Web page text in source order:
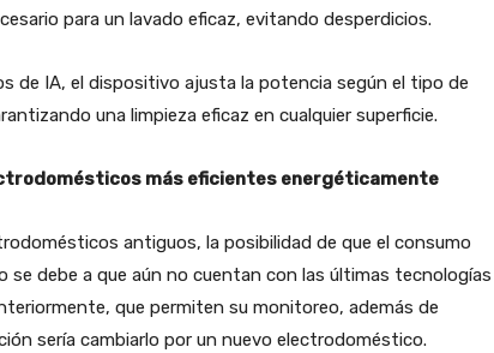
para un lavado eficaz, evitando desperdicios.
de IA, el dispositivo ajusta la potencia según el tipo de
una limpieza eficaz en cualquier superficie.
más eficientes energéticamente
antiguos, la posibilidad de que el consumo
se debe a que aún no cuentan con las últimas tecnologías
que permiten su monitoreo, además de
sería cambiarlo por un nuevo electrodoméstico.